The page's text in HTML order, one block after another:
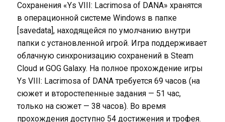
Сохранения «Ys VIII: Lacrimosa of DANA» хранятся
в операционной системе Windows в папке
[savedata], находящейся по умолчанию внутри
папки с установленной игрой. Игра поддерживает
облачную синхронизацию сохранений в Steam
Cloud и GOG Galaxy. На полное прохождение игры
Ys VIII: Lacrimosa of DANA требуется 69 часов (на
сюжет и второстепенные задания — 51 час,
только на сюжет — 38 часов). Во время
прохождения доступно 54 достижения и трофея.